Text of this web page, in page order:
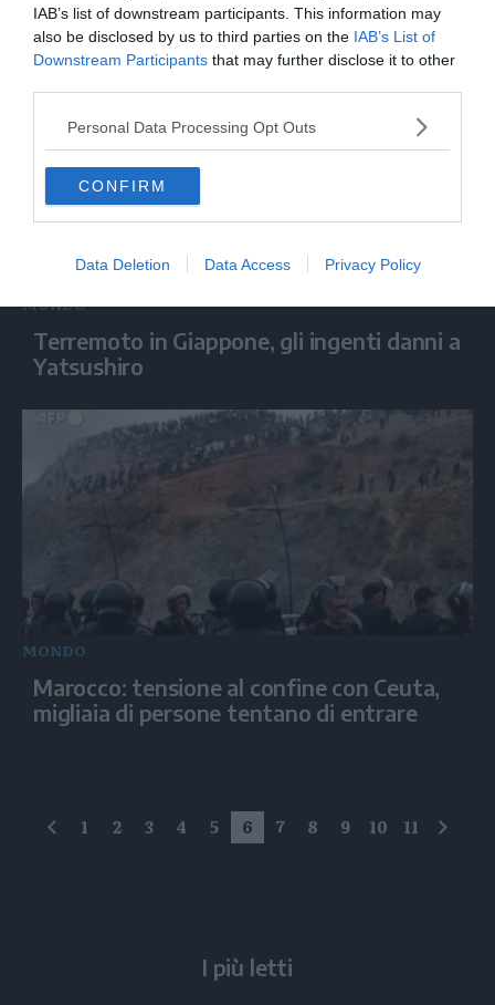
IAB’s list of downstream participants. This information may
also be disclosed by us to third parties on the IAB’s List of
Downstream Participants that may further disclose it to other
Personal Data Processing Opt Outs
CONFIRM
Data Deletion Data Access Privacy Policy
all'integrità territoriale della Spagna"
MONDO
Terremoto in Giappone, gli ingenti danni a
Yatsushiro
MONDO
Marocco: tensione al confine con Ceuta,
migliaia di persone tentano di entrare
precedente
1 2 3 4 5 6 7 8 9 10 11
I più letti